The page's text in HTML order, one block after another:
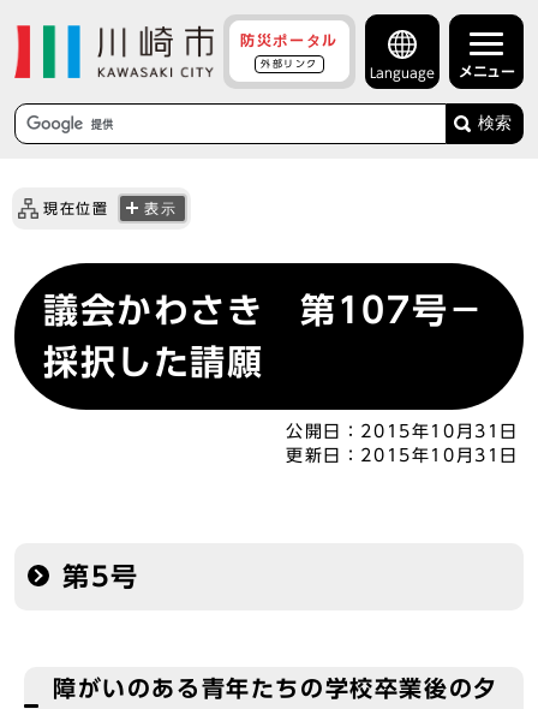
防災ポータル
外部リンク
Language メニュー
検索
現在位置 表示
議会かわさき 第107号－
採択した請願
公開日： 2015年10月31日
更新日： 2015年10月31日
第5号
障がいのある青年たちの学校卒業後の夕